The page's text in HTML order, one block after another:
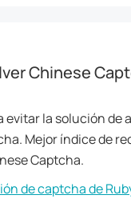
Chinese
evitar la solución de
Mejor índice de
Captcha.
de captcha de